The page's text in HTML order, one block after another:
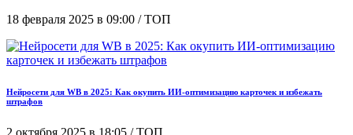
18 февраля 2025 в 09:00 / ТОП
Нейросети для WB в 2025: Как окупить ИИ-оптимизацию карточек и избежать
штрафов
2 октября 2025 в 18:05 / ТОП